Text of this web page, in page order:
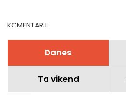
KOMENTARJI
Danes
Ta vikend